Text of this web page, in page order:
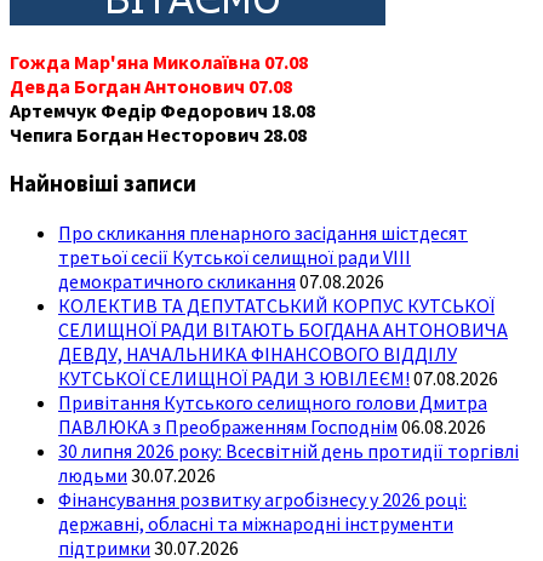
Гожда Мар'яна Миколаївна 07.08
Девда Богдан Антонович 07.08
Артемчук Федір Федорович 18.08
Чепига Богдан Несторович 28.08
Найновіші записи
Про скликання пленарного засідання шістдесят
третьої сесії Кутської селищної ради VIII
демократичного скликання 07.08.2026
КОЛЕКТИВ ТА ДЕПУТАТСЬКИЙ КОРПУС КУТСЬКОЇ
СЕЛИЩНОЇ РАДИ ВІТАЮТЬ БОГДАНА АНТОНОВИЧА
ДЕВДУ, НАЧАЛЬНИКА ФІНАНСОВОГО ВІДДІЛУ
КУТСЬКОЇ СЕЛИЩНОЇ РАДИ З ЮВІЛЕЄМ! 07.08.2026
Привітання Кутського селищного голови Дмитра
ПАВЛЮКА з Преображенням Господнім 06.08.2026
30 липня 2026 року: Всесвітній день протидії торгівлі
людьми 30.07.2026
Фінансування розвитку агробізнесу у 2026 році:
державні, обласні та міжнародні інструменти
підтримки 30.07.2026